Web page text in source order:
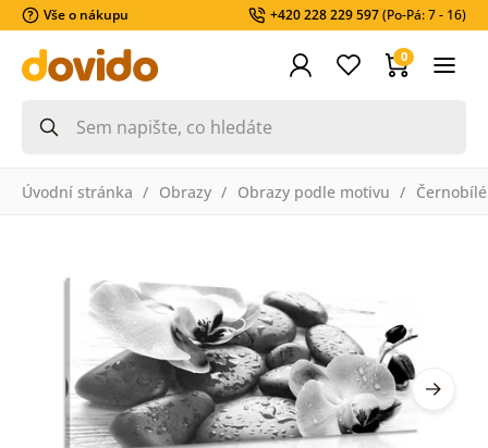
Vše o nákupu +420 228 229 597(Po-Pá: 7 - 16)
0
Úvodní stránka Obrazy Obrazy podle motivu